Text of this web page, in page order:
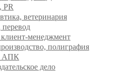
PR
ветеринария
перевод
менеджмент
полиграфия
АПК
дело